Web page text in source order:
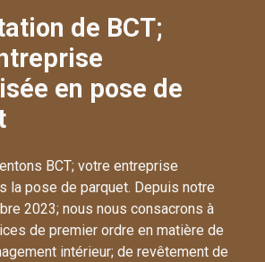
de BCT;
en pose de
BCT; votre entreprise
la pose de parquet. Depuis notre
2023; nous nous consacrons à
de premier ordre en matière de
intérieur; de revêtement de